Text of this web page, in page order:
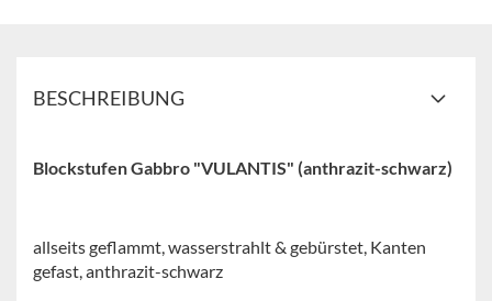
BESCHREIBUNG
Blockstufen Gabbro "VULANTIS" (anthrazit-schwarz)
allseits geflammt, wasserstrahlt & gebürstet, Kanten
gefast, anthrazit-schwarz